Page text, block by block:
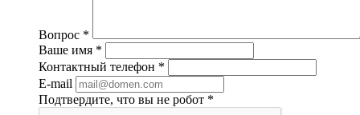
Вопрос *
Ваше имя *
Контактный телефон *
E-mail
Подтвердите, что вы не робот *